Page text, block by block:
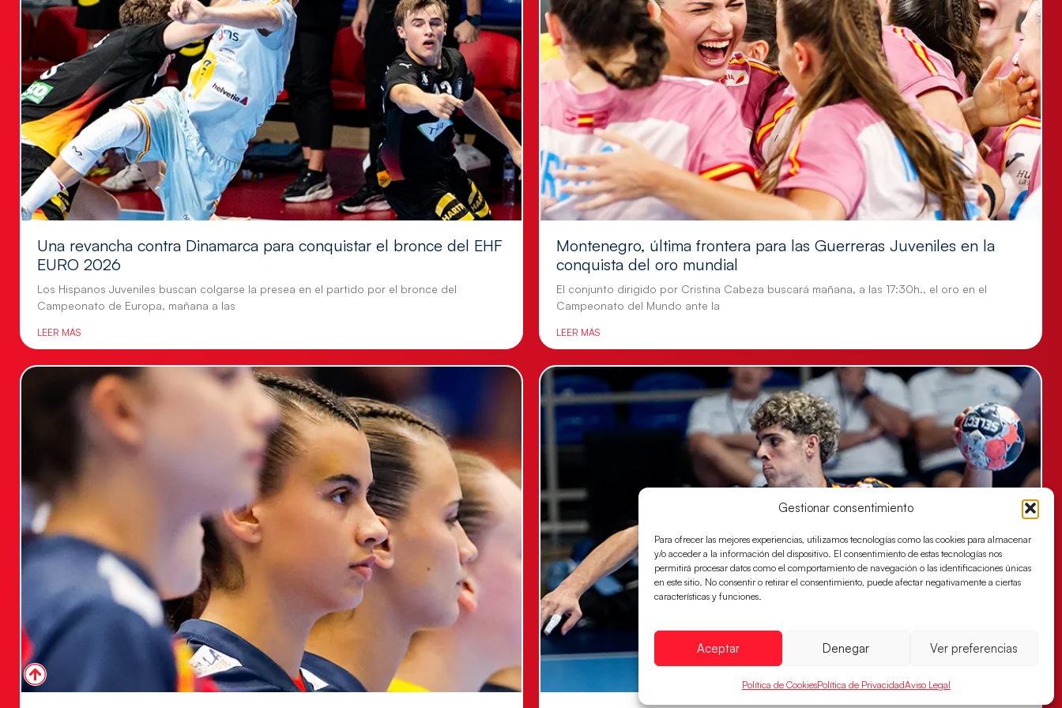
Gestionar consentimiento
Para ofrecer las mejores experiencias, utilizamos tecnologías como las cookies para almacenar
y/o acceder a la información del dispositivo. El consentimiento de estas tecnologías nos
permitirá procesar datos como el comportamiento de navegación o las identificaciones únicas
en este sitio. No consentir o retirar el consentimiento, puede afectar negativamente a ciertas
características y funciones.
Aceptar Denegar Ver preferencias
Política de CookiesPolítica de PrivacidadAviso Legal
Una revancha contra Dinamarca para conquistar el bronce del EHF
EURO 2026
Los Hispanos Juveniles buscan colgarse la presea en el partido por el bronce del
Campeonato de Europa, mañana a las
LEER MÁS
Montenegro, última frontera para las Guerreras Juveniles en la
conquista del oro mundial
El conjunto dirigido por Cristina Cabeza buscará mañana, a las 17:30h., el oro en el
Campeonato del Mundo ante la
LEER MÁS